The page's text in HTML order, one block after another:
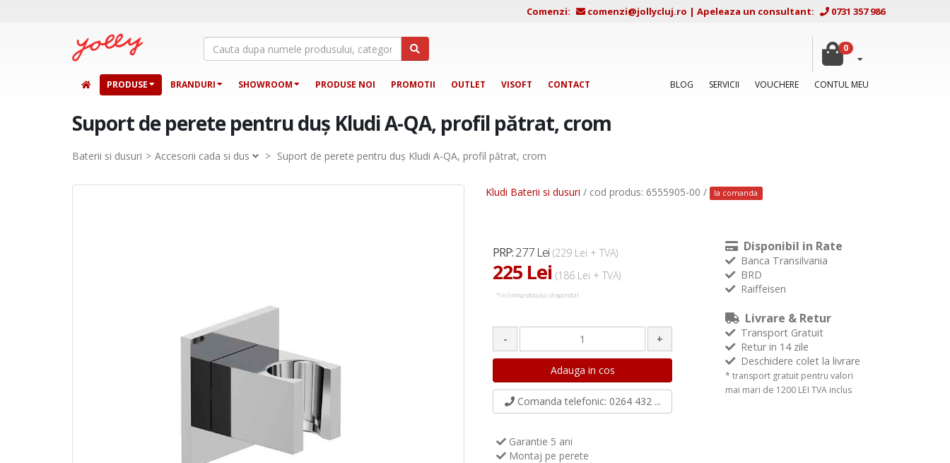
Comenzi: comenzi@jollycluj.ro | Apeleaza un consultant: 0731 357 986
0
PRODUSE BRANDURI SHOWROOM PRODUSE NOI PROMOTII OUTLET VISOFT CONTACT BLOG SERVICII VOUCHERE CONTUL MEU
Suport de perete pentru duș Kludi A-QA, profil pătrat, crom
Baterii si dusuri Accesorii cada si dus > Suport de perete pentru duș Kludi A-QA, profil pătrat, crom
Kludi Baterii si dusuri / cod produs: 6555905-00 / la comanda
PRP:277 Lei (229 Lei + TVA)
225 Lei (186 Lei + TVA)
*in limita stocului disponibil
- +
Comanda telefonic: 0264 432 ...
Garantie 5 ani
Montaj pe perete
Disponibil in Rate
Banca Transilvania
BRD
Raiffeisen
Livrare & Retur
Transport Gratuit
Retur in 14 zile
Deschidere colet la livrare
* transport gratuit pentru valori
mai mari de 1200 LEI TVA inclus